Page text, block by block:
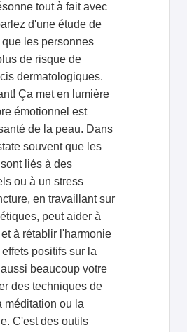
tout à fait avec
d'une étude de
les personnes
de risque de
dermatologiques.
Ça met en lumière
émotionnel est
de la peau. Dans
souvent que les
liés à des
ou à un stress
en travaillant sur
peut aider à
à rétablir l'harmonie
positifs sur la
beaucoup votre
des techniques de
méditation ou la
C'est des outils